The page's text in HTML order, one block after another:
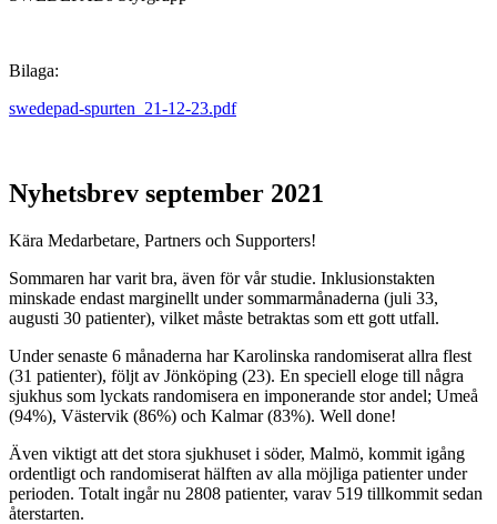
Bilaga:
swedepad-spurten_21-12-23.pdf
Nyhetsbrev september 2021
Kära Medarbetare, Partners och Supporters!
Sommaren har varit bra, även för vår studie. Inklusionstakten
minskade endast marginellt under sommarmånaderna (juli 33,
augusti 30 patienter), vilket måste betraktas som ett gott utfall.
Under senaste 6 månaderna har Karolinska randomiserat allra flest
(31 patienter), följt av Jönköping (23). En speciell eloge till några
sjukhus som lyckats randomisera en imponerande stor andel; Umeå
(94%), Västervik (86%) och Kalmar (83%). Well done!
Även viktigt att det stora sjukhuset i söder, Malmö, kommit igång
ordentligt och randomiserat hälften av alla möjliga patienter under
perioden. Totalt ingår nu 2808 patienter, varav 519 tillkommit sedan
återstarten.